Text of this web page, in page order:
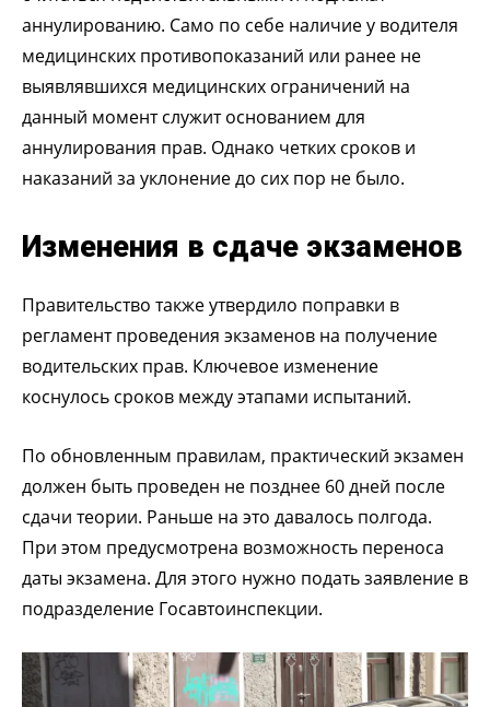
аннулированию. Само по себе наличие у водителя
медицинских противопоказаний или ранее не
выявлявшихся медицинских ограничений на
данный момент служит основанием для
аннулирования прав. Однако четких сроков и
наказаний за уклонение до сих пор не было.
Изменения в сдаче экзаменов
Правительство также утвердило поправки в
регламент проведения экзаменов на получение
водительских прав. Ключевое изменение
коснулось сроков между этапами испытаний.
По обновленным правилам, практический экзамен
должен быть проведен не позднее 60 дней после
сдачи теории. Раньше на это давалось полгода.
При этом предусмотрена возможность переноса
даты экзамена. Для этого нужно подать заявление в
подразделение Госавтоинспекции.